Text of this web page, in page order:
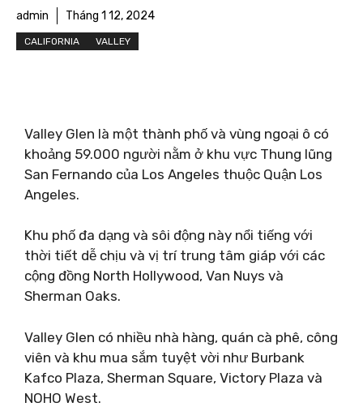
admin Tháng 1 12, 2024
CALIFORNIA VALLEY
Valley Glen là một thành phố và vùng ngoại ô có
khoảng 59.000 người nằm ở khu vực Thung lũng
San Fernando của Los Angeles thuộc Quận Los
Angeles.
Khu phố đa dạng và sôi động này nổi tiếng với
thời tiết dễ chịu và vị trí trung tâm giáp với các
cộng đồng North Hollywood, Van Nuys và
Sherman Oaks.
Valley Glen có nhiều nhà hàng, quán cà phê, công
viên và khu mua sắm tuyệt vời như Burbank
Kafco Plaza, Sherman Square, Victory Plaza và
NOHO West.